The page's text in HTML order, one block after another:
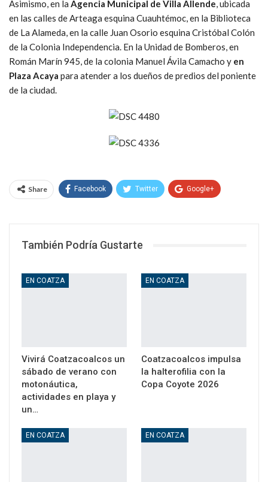
Asimismo, en la Agencia Municipal de Villa Allende, ubicada
en las calles de Arteaga esquina Cuauhtémoc, en la Biblioteca
de La Alameda, en la calle Juan Osorio esquina Cristóbal Colón
de la Colonia Independencia. En la Unidad de Bomberos, en
Román Marín 945, de la colonia Manuel Ávila Camacho y en
Plaza Acaya para atender a los dueños de predios del poniente
de la ciudad.
Share Facebook Twitter Google+
También Podría Gustarte
EN COATZA
Vivirá Coatzacoalcos un
sábado de verano con
motonáutica,
actividades en playa y
un…
EN COATZA
Coatzacoalcos impulsa
la halterofilia con la
Copa Coyote 2026
EN COATZA EN COATZA